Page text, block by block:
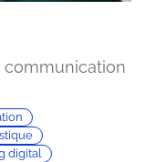
communication
digital